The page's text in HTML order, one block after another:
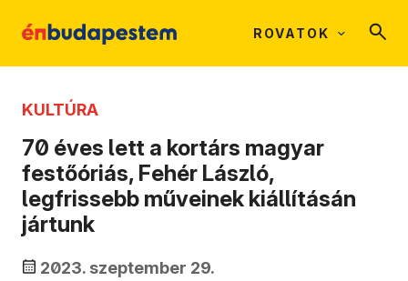
ROVATOK
KULTÚRA
70 éves lett a kortárs magyar
festőóriás, Fehér László,
legfrissebb műveinek kiállításán
jártunk
2023. szeptember 29.